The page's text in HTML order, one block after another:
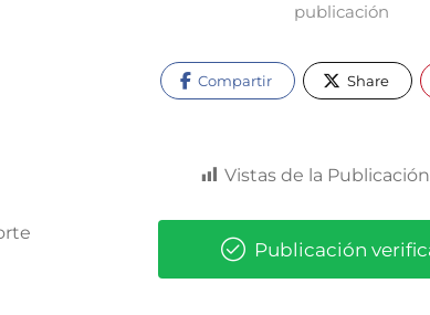
publicación
Compartir Share
Vistas de la
Publicación